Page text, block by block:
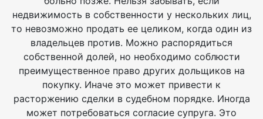
недвижимость в собственности у нескольких лиц,
то невозможно продать ее целиком, когда один из
владельцев против. Можно распорядиться
собственной долей, но необходимо соблюсти
преимущественное право других дольщиков на
покупку. Иначе это может привести к
расторжению сделки в судебном порядке. Иногда
может потребоваться согласие супруга. Это